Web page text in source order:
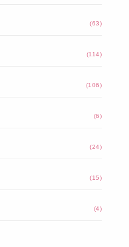
(63)
(114)
(106)
(6)
(24)
(15)
(4)